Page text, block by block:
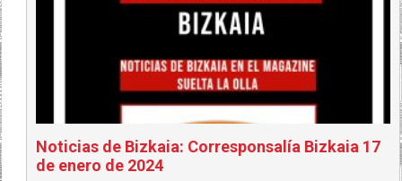
Noticias de Bizkaia: Corresponsalía Bizkaia 17
de enero de 2024